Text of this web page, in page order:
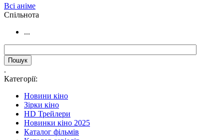
Всі аніме
Cпільнота
...
.
Категорії:
Новини кіно
Зірки кіно
HD Трейлери
Новинки кіно 2025
Каталог фільмів